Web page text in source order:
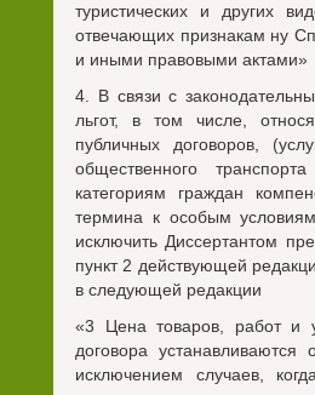
туристических и других
отвечающих признакам ну
и иными правовыми актами»
4. В связи с
льгот, в том числе,
публичных договоров,
общественного
категориям граждан
термина к особым
исключить Диссертантом
пункт 2 действующей
в следующей редакции
«3 Цена товаров, работ и
договора
исключением случаев,